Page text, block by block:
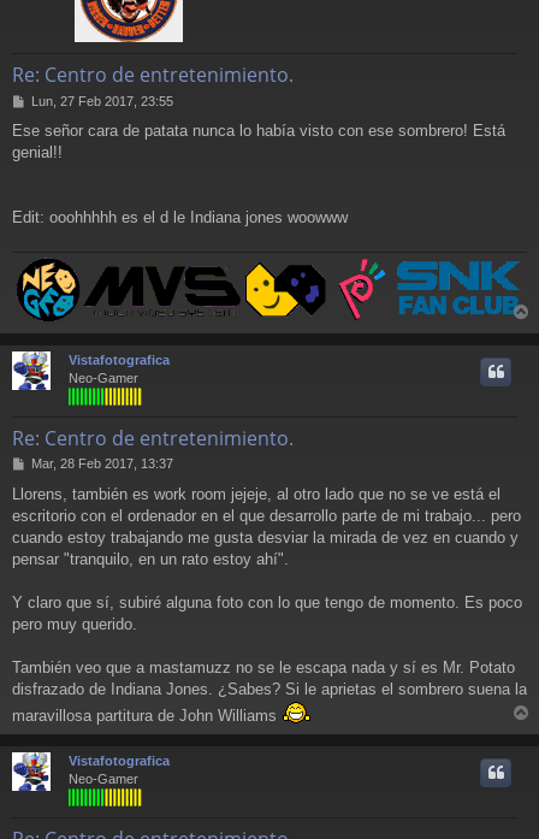
Re: Centro de entretenimiento.
M
n
s
e
Lun, 27 Feb 2017, 23:55
Ese señor cara de patata nunca lo había visto con ese sombrero! Está
genial!!
Edit: ooohhhhh es el d le Indiana jones woowww
r
Vistafotografica
Neo-Gamer
Re: Centro de entretenimiento.
M
n
s
a
j
Mar, 28 Feb 2017, 13:37
Llorens, también es work room jejeje, al otro lado que no se ve está el
escritorio con el ordenador en el que desarrollo parte de mi trabajo... pero
cuando estoy trabajando me gusta desviar la mirada de vez en cuando y
pensar "tranquilo, en un rato estoy ahí".
Y claro que sí, subiré alguna foto con lo que tengo de momento. Es poco
pero muy querido.
También veo que a mastamuzz no se le escapa nada y sí es Mr. Potato
disfrazado de Indiana Jones. ¿Sabes? Si le aprietas el sombrero suena la
maravillosa partitura de John Williams
r
Vistafotografica
Neo-Gamer